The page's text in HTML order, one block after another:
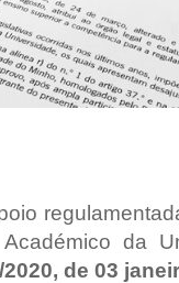
da
de 03